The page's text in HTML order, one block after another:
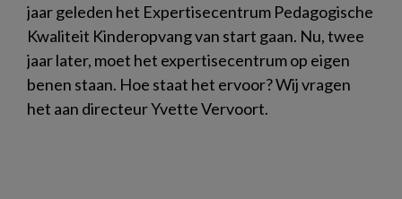
jaar geleden het Expertisecentrum Pedagogische
Kwaliteit Kinderopvang van start gaan. Nu, twee
jaar later, moet het expertisecentrum op eigen
benen staan. Hoe staat het ervoor? Wij vragen
het aan directeur Yvette Vervoort.